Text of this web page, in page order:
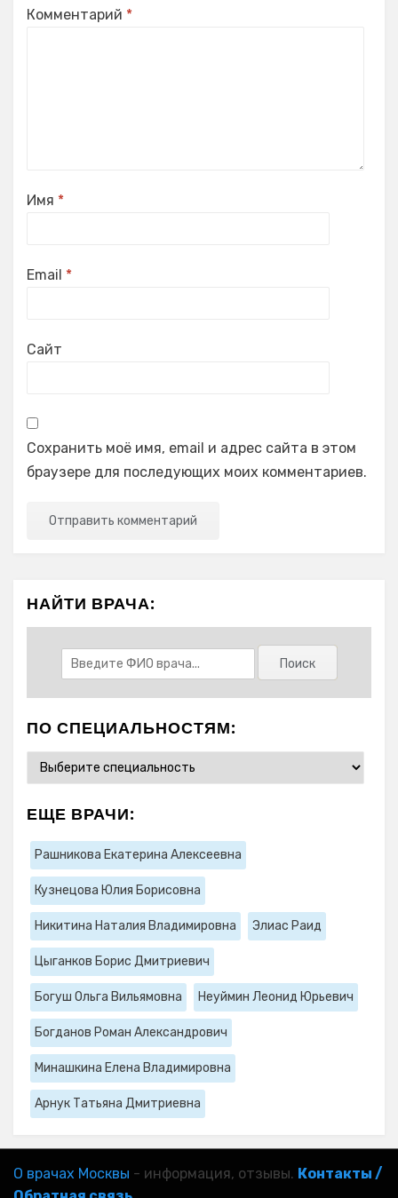
Комментарий *
Имя *
Email *
Сайт
Сохранить моё имя, email и адрес сайта в этом
браузере для последующих моих комментариев.
НАЙТИ ВРАЧА:
ПО СПЕЦИАЛЬНОСТЯМ:
ЕЩЕ ВРАЧИ:
Рашникова Екатерина Алексеевна
Кузнецова Юлия Борисовна
Никитина Наталия Владимировна Элиас Раид
Цыганков Борис Дмитриевич
Богуш Ольга Вильямовна Неуймин Леонид Юрьевич
Богданов Роман Александрович
Минашкина Елена Владимировна
Арнук Татьяна Дмитриевна
О врачах Москвы - информация, отзывы. Контакты /